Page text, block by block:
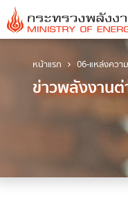
เกี่ยวกับกระทรวง
วิสัยทัศน์ พันธกิจ และต
ประวัติกระทรวงพลังงาน
ผู้บริหารระดับสูง
หน้าแรก 06-แหล่งควา
ข่าวพลังงานต่